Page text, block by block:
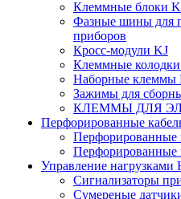
Клеммные блоки
Фазные шины для
приборов
Кросс-модули KJ
Клеммные
Наборные клеммы
Зажимы для
КЛЕММЫ ДЛЯ
Перфорированные
Перфорированные
Перфорированные
Управление нагрузками
Сигнализаторы
Сумереные